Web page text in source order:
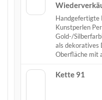
Handgefertigte
Kunstperlen
Gold-/
als dekoratives
Oberfläche mit
Kette 91